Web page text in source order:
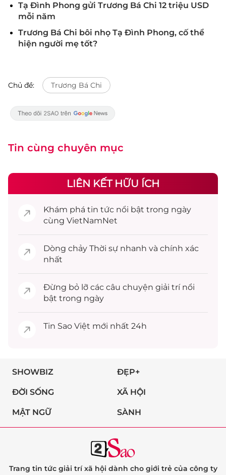
Tạ Đình Phong gửi Trương Bá Chi 12 triệu USD
mỗi năm
Trương Bá Chi bôi nhọ Tạ Đình Phong, cố thể
hiện người mẹ tốt?
Chủ đề: Trương Bá Chi
Tin cùng chuyên mục
LIÊN KẾT HỮU ÍCH
Khám phá tin tức nổi bật trong ngày
cùng VietNamNet
Dòng chảy Thời sự nhanh và chính xác
nhất
Đừng bỏ lỡ các câu chuyện giải trínổi
bật trong ngày
Tin Sao Việt mới nhất 24h
SHOWBIZ ĐẸP+
ĐỜI SỐNG XÃ HỘI
MẬT NGỮ SÀNH
Trang tin tức giải trí xã hội dành cho giới trẻ của công ty